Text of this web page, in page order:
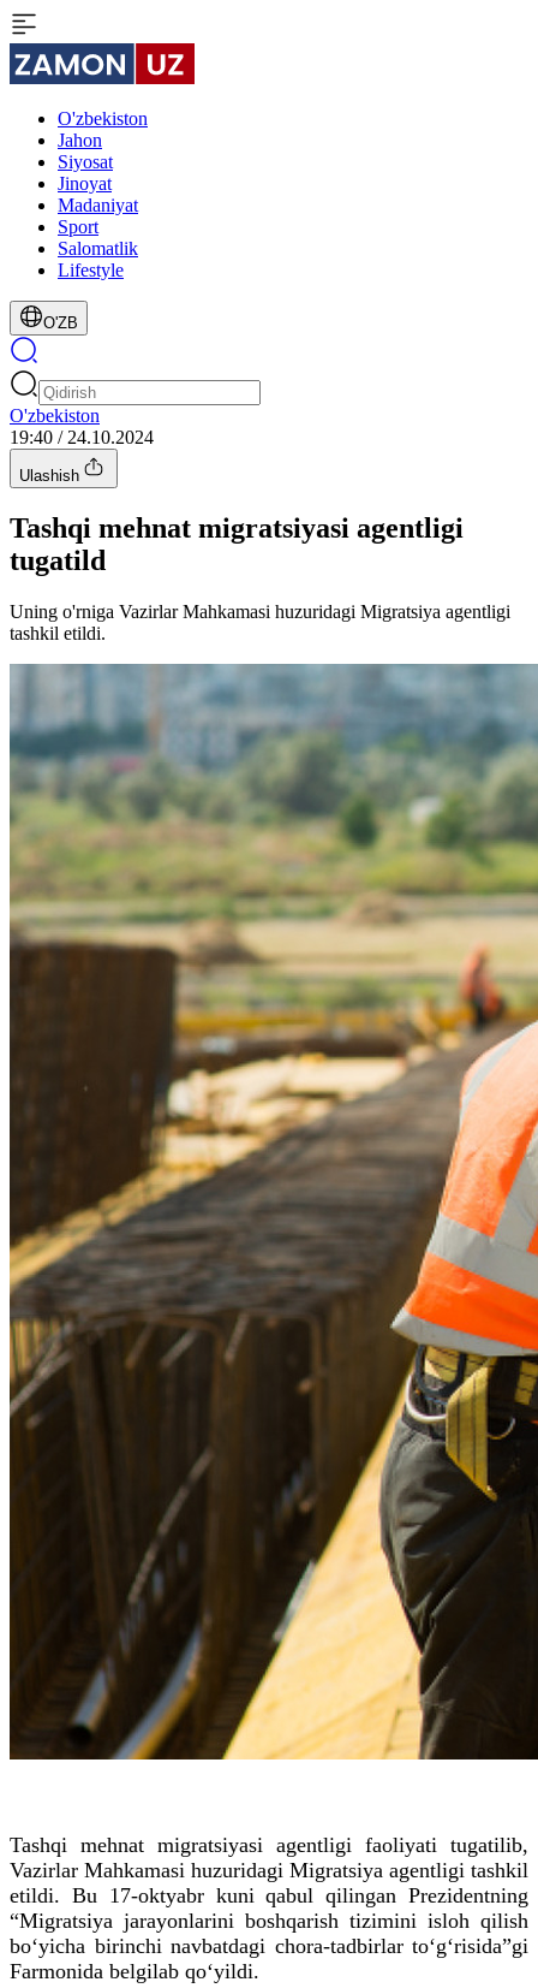
O'zbekiston
Jahon
Siyosat
Jinoyat
Madaniyat
Sport
Salomatlik
Lifestyle
O'ZB
O'zbekiston
19:40 / 24.10.2024
Ulashish
Tashqi mehnat migratsiyasi agentligi
tugatild
Uning o'rniga Vazirlar Mahkamasi huzuridagi Migratsiya agentligi
tashkil etildi.
Tashqi mehnat migratsiyasi agentligi faoliyati tugatilib,
Vazirlar Mahkamasi huzuridagi Migratsiya agentligi tashkil
etildi. Bu 17-oktyabr kuni qabul qilingan Prezidentning
“Migratsiya jarayonlarini boshqarish tizimini isloh qilish
bo‘yicha birinchi navbatdagi chora-tadbirlar to‘g‘risida”gi
Farmonida belgilab qo‘yildi.